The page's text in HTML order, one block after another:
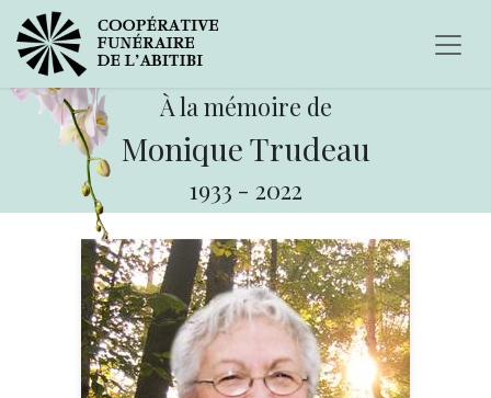
À la mémoire de
Monique Trudeau
1933 - 2022